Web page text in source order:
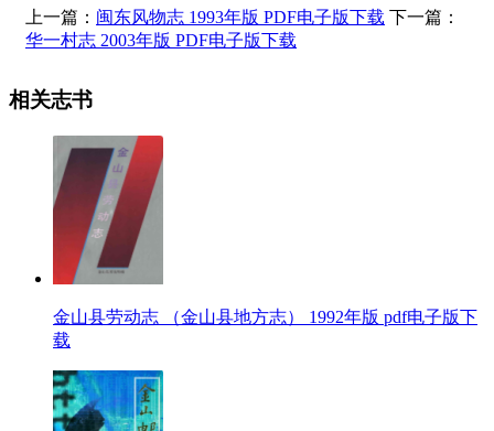
上一篇： 闽东风物志 1993年版 PDF电子版下载 下一篇：
华一村志 2003年版 PDF电子版下载
相关志书
金山县劳动志 （金山县地方志） 1992年版 pdf电子版下
载